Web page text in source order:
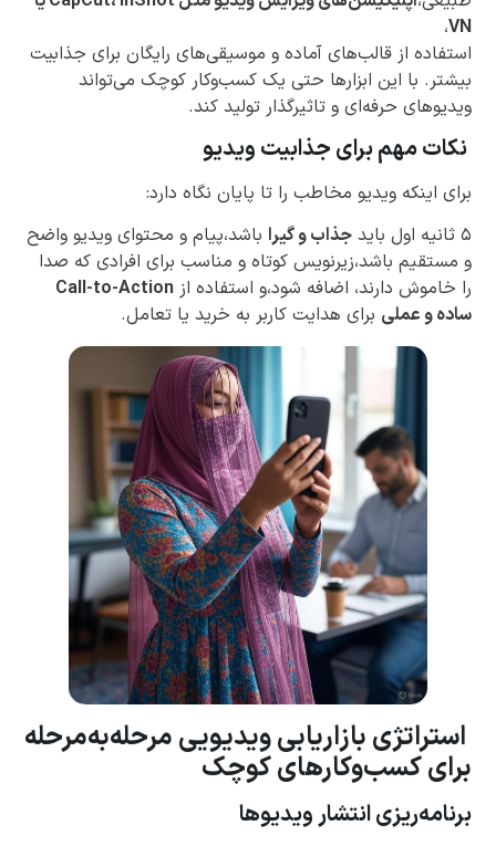
VN،
استفاده از قالب‌های آماده و موسیقی‌های رایگان برای جذابیت
بیشتر. با این ابزارها حتی یک کسب‌وکار کوچک می‌تواند
ویدیوهای حرفه‌ای و تاثیرگذار تولید کند.
نکات مهم برای جذابیت ویدیو
برای اینکه ویدیو مخاطب را تا پایان نگاه دارد:
۵ ثانیه اول باید
جذاب و گیرا باشد،پیام و محتوای ویدیو واضح
و مستقیم باشد،زیرنویس کوتاه و مناسب برای افرادی که صدا
را خاموش دارند، اضافه شود،و استفاده از Call-to-Action
ساده و عملی برای هدایت کاربر به خرید یا تعامل.
استراتژی بازاریابی ویدیویی مرحله‌به‌مرحله
برای کسب‌وکارهای کوچک
برنامه‌ریزی انتشار ویدیوها